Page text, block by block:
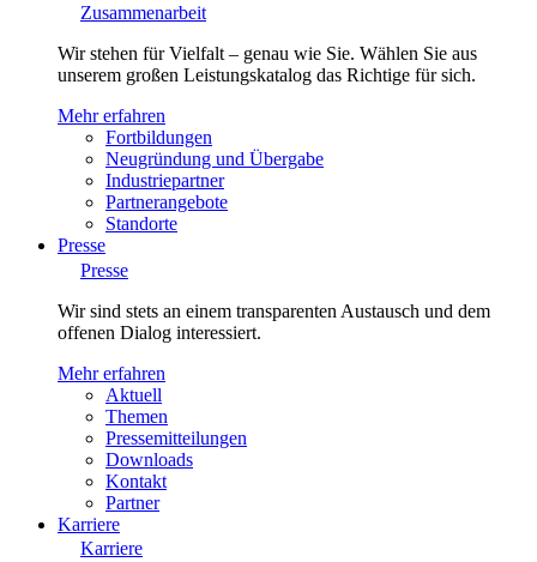
Zusammenarbeit
Wir stehen für Vielfalt – genau wie Sie. Wählen Sie aus
unserem großen Leistungskatalog das Richtige für sich.
Mehr erfahren
Fortbildungen
Neugründung und Übergabe
Industriepartner
Partnerangebote
Standorte
Presse
Presse
Wir sind stets an einem transparenten Austausch und dem
offenen Dialog interessiert.
Mehr erfahren
Aktuell
Themen
Pressemitteilungen
Downloads
Kontakt
Partner
Karriere
Karriere